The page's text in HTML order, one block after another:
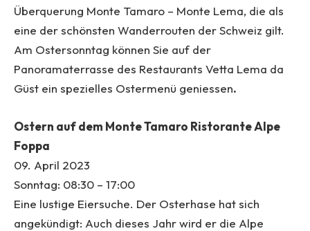
Überquerung Monte Tamaro – Monte Lema, die als
eine der schönsten Wanderrouten der Schweiz gilt.
Am Ostersonntag können Sie auf der
Panoramaterrasse des Restaurants Vetta Lema da
Güst ein spezielles Ostermenü geniessen.
Ostern auf dem Monte Tamaro Ristorante Alpe
Foppa
09. April 2023
Sonntag: 08:30 – 17:00
Eine lustige Eiersuche. Der Osterhase hat sich
angekündigt: Auch dieses Jahr wird er die Alpe